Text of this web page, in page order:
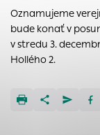
Oznamujeme
bude konať v
v stredu 3.
Hollého 2.
zapamätoval
voľba v tomto
Vyberte
Technické